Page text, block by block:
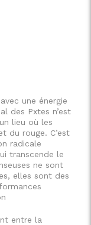
une énergie
des Pxtes n’est
lieu où les
du rouge. C’est
radicale
transcende le
ne sont
elles sont des
entre la